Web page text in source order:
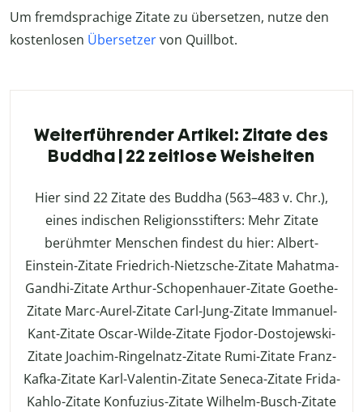
Um fremdsprachige Zitate zu übersetzen, nutze den
kostenlosen Übersetzervon Quillbot.
Weiterführender Artikel: Zitate des
Buddha | 22 zeitlose Weisheiten
Hier sind 22 Zitate des Buddha (563–483 v. Chr.),
eines indischen Religionsstifters: Mehr Zitate
berühmter Menschen findest du hier: Albert-
Einstein-Zitate Friedrich-Nietzsche-Zitate Mahatma-
Gandhi-Zitate Arthur-Schopenhauer-Zitate Goethe-
Zitate Marc-Aurel-Zitate Carl-Jung-Zitate Immanuel-
Kant-Zitate Oscar-Wilde-Zitate Fjodor-Dostojewski-
Zitate Joachim-Ringelnatz-Zitate Rumi-Zitate Franz-
Kafka-Zitate Karl-Valentin-Zitate Seneca-Zitate Frida-
Kahlo-Zitate Konfuzius-Zitate Wilhelm-Busch-Zitate